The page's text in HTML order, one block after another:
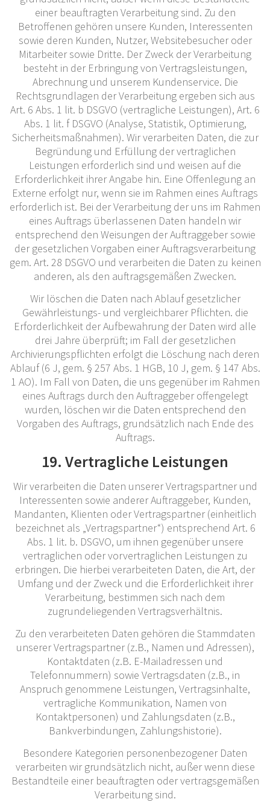
einer beauftragten Verarbeitung sind. Zu den
Betroffenen gehören unsere Kunden, Interessenten
sowie deren Kunden, Nutzer, Websitebesucher oder
Mitarbeiter sowie Dritte. Der Zweck der Verarbeitung
besteht in der Erbringung von Vertragsleistungen,
Abrechnung und unserem Kundenservice. Die
Rechtsgrundlagen der Verarbeitung ergeben sich aus
Art. 6 Abs. 1 lit. b DSGVO (vertragliche Leistungen), Art. 6
Abs. 1 lit. f DSGVO (Analyse, Statistik, Optimierung,
Sicherheitsmaßnahmen). Wir verarbeiten Daten, die zur
Begründung und Erfüllung der vertraglichen
Leistungen erforderlich sind und weisen auf die
Erforderlichkeit ihrer Angabe hin. Eine Offenlegung an
Externe erfolgt nur, wenn sie im Rahmen eines Auftrags
erforderlich ist. Bei der Verarbeitung der uns im Rahmen
eines Auftrags überlassenen Daten handeln wir
entsprechend den Weisungen der Auftraggeber sowie
der gesetzlichen Vorgaben einer Auftragsverarbeitung
gem. Art. 28 DSGVO und verarbeiten die Daten zu keinen
anderen, als den auftragsgemäßen Zwecken.
Wir löschen die Daten nach Ablauf gesetzlicher
Gewährleistungs- und vergleichbarer Pflichten. die
Erforderlichkeit der Aufbewahrung der Daten wird alle
drei Jahre überprüft; im Fall der gesetzlichen
Archivierungspflichten erfolgt die Löschung nach deren
Ablauf (6 J, gem. § 257 Abs. 1 HGB, 10 J, gem. § 147 Abs.
1 AO). Im Fall von Daten, die uns gegenüber im Rahmen
eines Auftrags durch den Auftraggeber offengelegt
wurden, löschen wir die Daten entsprechend den
Vorgaben des Auftrags, grundsätzlich nach Ende des
Auftrags.
19. Vertragliche Leistungen
Wir verarbeiten die Daten unserer Vertragspartner und
Interessenten sowie anderer Auftraggeber, Kunden,
Mandanten, Klienten oder Vertragspartner (einheitlich
bezeichnet als „Vertragspartner“) entsprechend Art. 6
Abs. 1 lit. b. DSGVO, um ihnen gegenüber unsere
vertraglichen oder vorvertraglichen Leistungen zu
erbringen. Die hierbei verarbeiteten Daten, die Art, der
Umfang und der Zweck und die Erforderlichkeit ihrer
Verarbeitung, bestimmen sich nach dem
zugrundeliegenden Vertragsverhältnis.
Zu den verarbeiteten Daten gehören die Stammdaten
unserer Vertragspartner (z.B., Namen und Adressen),
Kontaktdaten (z.B. E-Mailadressen und
Telefonnummern) sowie Vertragsdaten (z.B., in
Anspruch genommene Leistungen, Vertragsinhalte,
vertragliche Kommunikation, Namen von
Kontaktpersonen) und Zahlungsdaten (z.B.,
Bankverbindungen, Zahlungshistorie).
Besondere Kategorien personenbezogener Daten
verarbeiten wir grundsätzlich nicht, außer wenn diese
Bestandteile einer beauftragten oder vertragsgemäßen
Verarbeitung sind.